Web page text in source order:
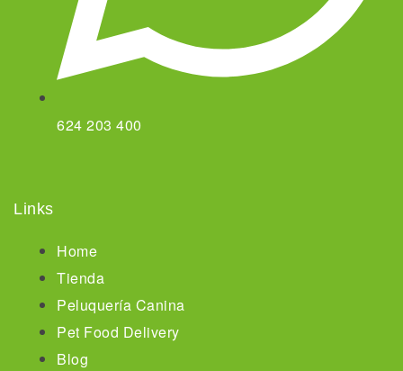
624 203 400
Links
Home
Tienda
Peluquería Canina
Pet Food Delivery
Blog